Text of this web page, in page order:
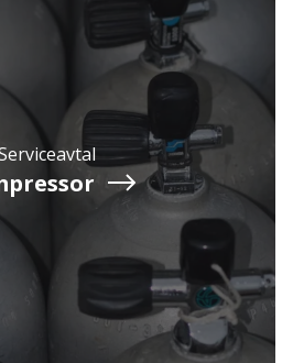
Exkl. moms
Inkl. moms